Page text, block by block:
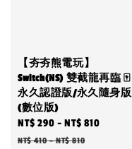
【夯夯熊電玩】
Switch(NS) 雙截龍再臨 🀄
永久認證版/永久隨身版
(數位版)
Sale
price
NT$ 290 -NT$ 810
NT$ 410-NT$ 810